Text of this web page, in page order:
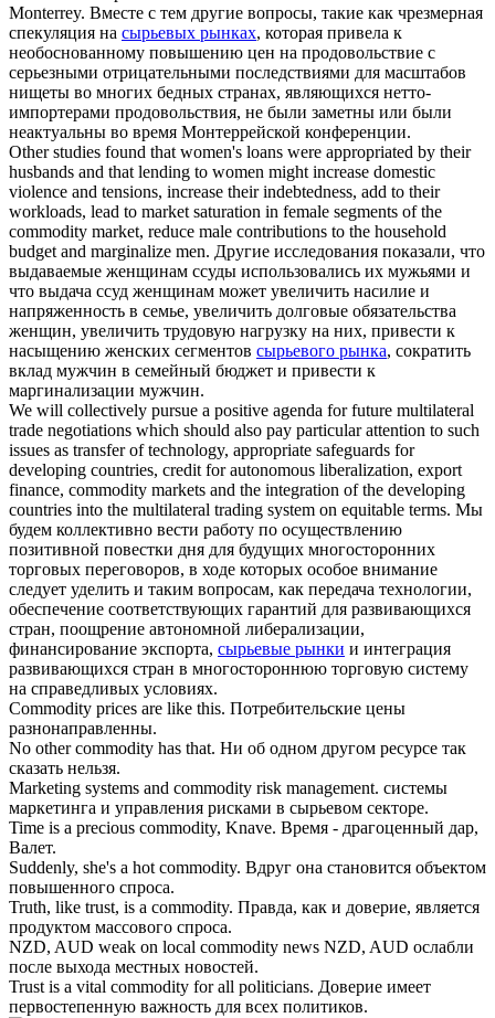
Monterrey. Вместе с тем другие вопросы, такие как чрезмерная
спекуляция на сырьевых рынках, которая привела к
необоснованному повышению цен на продовольствие с
серьезными отрицательными последствиями для масштабов
нищеты во многих бедных странах, являющихся нетто-
импортерами продовольствия, не были заметны или были
неактуальны во время Монтеррейской конференции.
Other studies found that women's loans were appropriated by their
husbands and that lending to women might increase domestic
violence and tensions, increase their indebtedness, add to their
workloads, lead to market saturation in female segments of the
commodity market, reduce male contributions to the household
budget and marginalize men. Другие исследования показали, что
выдаваемые женщинам ссуды использовались их мужьями и
что выдача ссуд женщинам может увеличить насилие и
напряженность в семье, увеличить долговые обязательства
женщин, увеличить трудовую нагрузку на них, привести к
насыщению женских сегментов сырьевого рынка, сократить
вклад мужчин в семейный бюджет и привести к
маргинализации мужчин.
We will collectively pursue a positive agenda for future multilateral
trade negotiations which should also pay particular attention to such
issues as transfer of technology, appropriate safeguards for
developing countries, credit for autonomous liberalization, export
finance, commodity markets and the integration of the developing
countries into the multilateral trading system on equitable terms. Мы
будем коллективно вести работу по осуществлению
позитивной повестки дня для будущих многосторонних
торговых переговоров, в ходе которых особое внимание
следует уделить и таким вопросам, как передача технологии,
обеспечение соответствующих гарантий для развивающихся
стран, поощрение автономной либерализации,
финансирование экспорта, сырьевые рынки и интеграция
развивающихся стран в многостороннюю торговую систему
на справедливых условиях.
Commodity prices are like this. Потребительские цены
разнонаправленны.
No othercommodity has that. Ни об одном другом ресурсе так
сказать нельзя.
Marketing systems and commodity risk management. системы
маркетинга и управления рисками в сырьевом секторе.
Time is a precious commodity, Knave. Время - драгоценный дар,
Валет.
Suddenly, she's a hotcommodity. Вдруг она становится объектом
повышенного спроса.
Truth, like trust, is a commodity. Правда, как и доверие, является
продуктом массового спроса.
NZD, AUD weak on local commodity news NZD, AUD ослабли
после выхода местных новостей.
Trust is a vital commodity for all politicians. Доверие имеет
первостепенную важность для всех политиков.